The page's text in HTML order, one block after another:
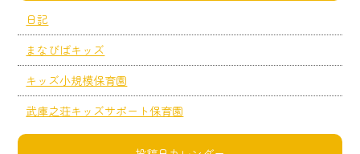
日記
まなびばキッズ
キッズ小規模保育園
武庫之荘キッズサポート保育園